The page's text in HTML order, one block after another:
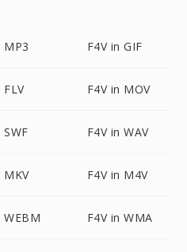
MP3 F4V in GIF
FLV F4V in MOV
SWF F4V in WAV
MKV F4V in M4V
WEBM F4V in WMA